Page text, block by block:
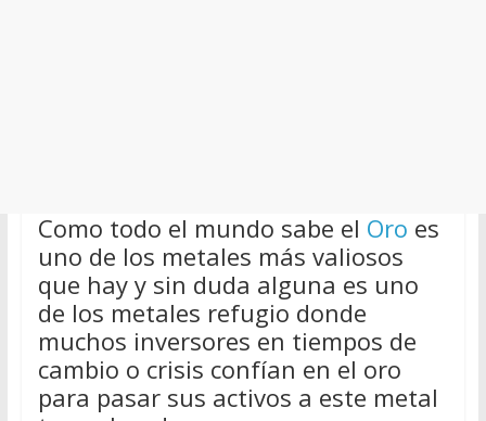
Como todo el mundo sabe el Oro es
uno de los metales más valiosos
que hay y sin duda alguna es uno
de los metales refugio donde
muchos inversores en tiempos de
cambio o crisis confían en el oro
para pasar sus activos a este metal